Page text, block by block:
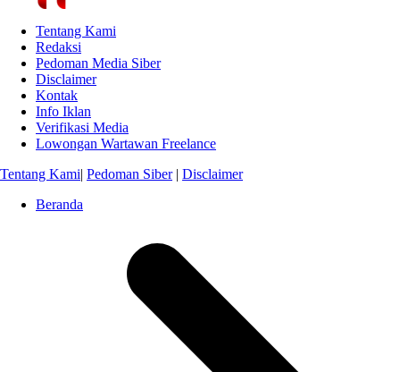
Tentang Kami
Redaksi
Pedoman Media Siber
Disclaimer
Kontak
Info Iklan
Verifikasi Media
Lowongan Wartawan Freelance
Tentang Kami| Pedoman Siber| Disclaimer
Beranda